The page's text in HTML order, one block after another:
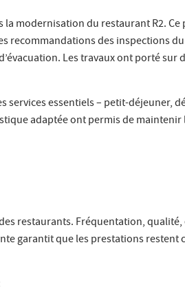
modernisation du restaurant R2.
des inspections du
Les travaux ont porté
essentiels – petit-déjeuner,
adaptée ont permis de
restaurants. Fréquentation,
garantit que les prestations restent